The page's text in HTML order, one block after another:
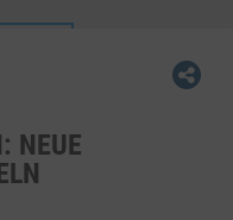
NEUE